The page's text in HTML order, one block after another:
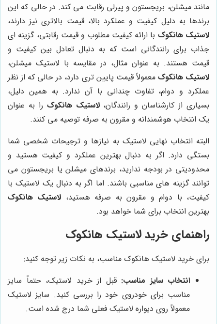
مانند میشلن، بریجستون و پیرلی رقابت می کند. در حالی که این
برندها به دلیل کیفیت و عملکرد بالا، قیمت بالاتری نیز دارند،
لاستیک هانکوک با ارائه کیفیت مطلوب و قیمت رقابتی، گزینه ای
جذاب برای رانندگانی است که به دنبال تعادل بین کیفیت و
قیمت هستند. به عنوان مثال، در مقایسه با لاستیک میشلن،
لاستیک هانکوک معمولاً قیمت پایین تری دارد، در حالی که از نظر
عملکرد و دوام، تفاوت چندانی با آن ندارد. به همین دلیل،
بسیاری از کارشناسان و رانندگان،لاستیک هانکوک را به عنوان
یک انتخاب هوشمندانه و مقرون به صرفه توصیه می کنند.
البته انتخاب نهایی لاستیک به نیازها و ترجیحات شخصی شما
بستگی دارد. اگر به دنبال بهترین عملکرد و کیفیت هستید و
محدودیتی در بودجه ندارید، برندهای میشلن یا بریجستون می
توانند گزینه های مناسبی باشند. اما اگر به دنبال یک لاستیک با
کیفیت، با دوام و مقرون به صرفه هستید، لاستیک هانکوک
بهترین انتخاب برای شما خواهد بود.
راهنمای خرید لاستیک هانکوک
برای خرید لاستیک هانکوک مناسب، به نکات زیر توجه کنید:
انتخاب سایز مناسب: قبل از خرید لاستیک، حتماً سایز
مناسب برای خودروی خود را بررسی کنید. سایز لاستیک
معمولاً روی دیواره لاستیک فعلی شما درج شده است.